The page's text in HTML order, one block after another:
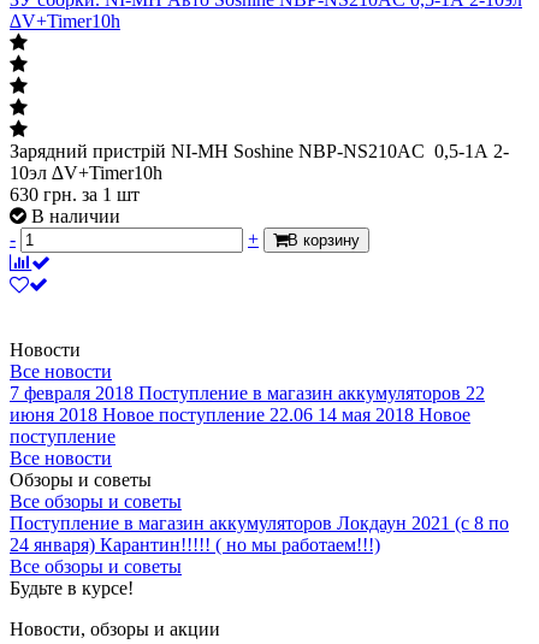
∆V+Timer10h
Зарядний пристрій NI-MH Soshine NBP-NS210AC 0,5-1А 2-
10эл ∆V+Timer10h
630 грн. за 1 шт
В наличии
-
+ В корзину
Новости
Все новости
7 февраля 2018 Поступление в магазин аккумуляторов 22
июня 2018 Новое поступление 22.06 14 мая 2018 Новое
поступление
Все новости
Обзоры и советы
Все обзоры и советы
Поступление в магазин аккумуляторов Локдаун 2021 (с 8 по
24 января) Карантин!!!!! ( но мы работаем!!!)
Все обзоры и советы
Будьте в курсе!
Новости, обзоры и акции